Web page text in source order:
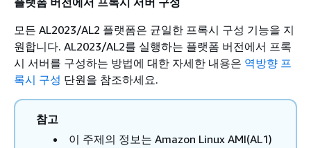
모든 AL2023/AL2 플랫폼은 균일한 프록시 구성 기능을 지
원합니다. AL2023/AL2를 실행하는 플랫폼 버전에서 프록
시 서버를 구성하는 방법에 대한 자세한 내용은 역방향 프
록시 구성 단원을 참조하세요.
참고
이 주제의 정보는 Amazon Linux AMI(AL1)